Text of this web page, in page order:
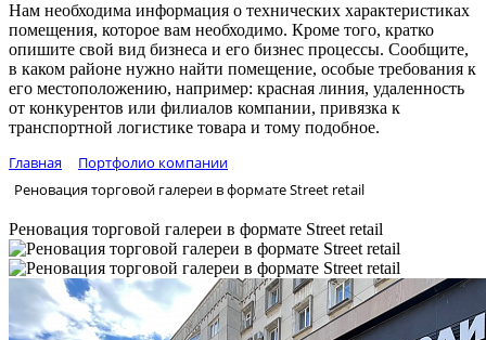
Нам необходима информация о технических характеристиках
помещения, которое вам необходимо. Кроме того, кратко
опишите свой вид бизнеса и его бизнес процессы. Сообщите,
в каком районе нужно найти помещение, особые требования к
его местоположению, например: красная линия, удаленность
от конкурентов или филиалов компании, привязка к
транспортной логистике товара и тому подобное.
Главная
Портфолио компании
Реновация торговой галереи в формате Street retail
Реновация торговой галереи в формате Street retail